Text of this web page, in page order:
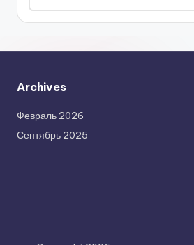
Archives
Февраль 2026
Сентябрь 2025